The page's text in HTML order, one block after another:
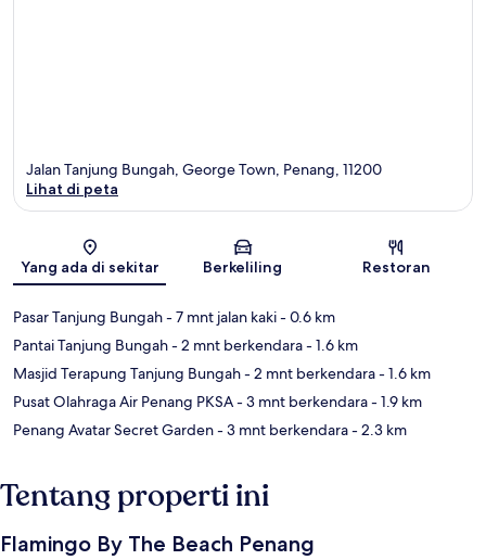
Peta
Jalan Tanjung Bungah, George Town, Penang, 11200
Lihat di peta
Yang ada di sekitar Berkeliling Restoran
Pasar Tanjung Bungah- 7 mnt jalan kaki- 0.6 km
Pantai Tanjung Bungah- 2 mnt berkendara- 1.6 km
Masjid Terapung Tanjung Bungah- 2 mnt berkendara- 1.6 km
Pusat Olahraga Air Penang PKSA- 3 mnt berkendara- 1.9 km
Penang Avatar Secret Garden- 3 mnt berkendara- 2.3 km
Tentang properti ini
Flamingo By The Beach Penang